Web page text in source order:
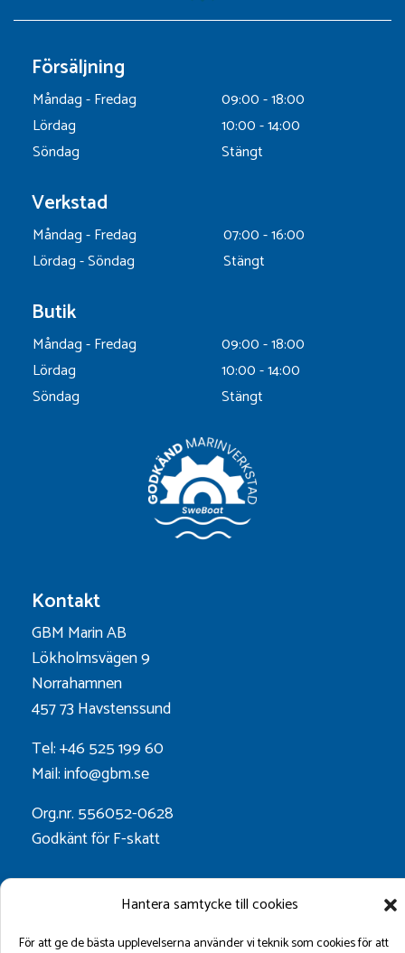
Hantera samtycke till cookies
För att ge de bästa upplevelserna använder vi teknik som cookies för att
Försäljning
Måndag - Fredag
09:00 - 18:00
Lördag
10:00 - 14:00
Söndag
Stängt
Verkstad
Måndag - Fredag
07:00 - 16:00
Lördag - Söndag
Stängt
Butik
Måndag - Fredag
09:00 - 18:00
Lördag
10:00 - 14:00
Söndag
Stängt
Kontakt
GBM Marin AB
Lökholmsvägen 9
Norrahamnen
457 73 Havstenssund
Tel: +46 525 199 60
Mail: info@gbm.se
Org.nr. 556052-0628
Godkänt för F-skatt
Följ oss på: